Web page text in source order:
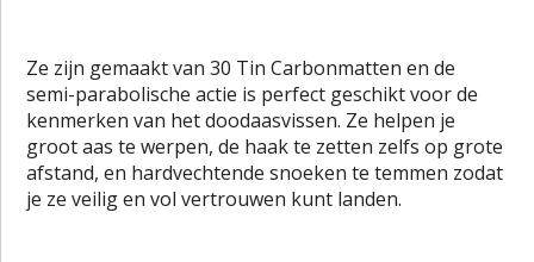
Ze zijn gemaakt van 30 Tin Carbonmatten en de
semi-parabolische actie is perfect geschikt voor de
kenmerken van het doodaasvissen. Ze helpen je
groot aas te werpen, de haak te zetten zelfs op grote
afstand, en hardvechtende snoeken te temmen zodat
je ze veilig en vol vertrouwen kunt landen.